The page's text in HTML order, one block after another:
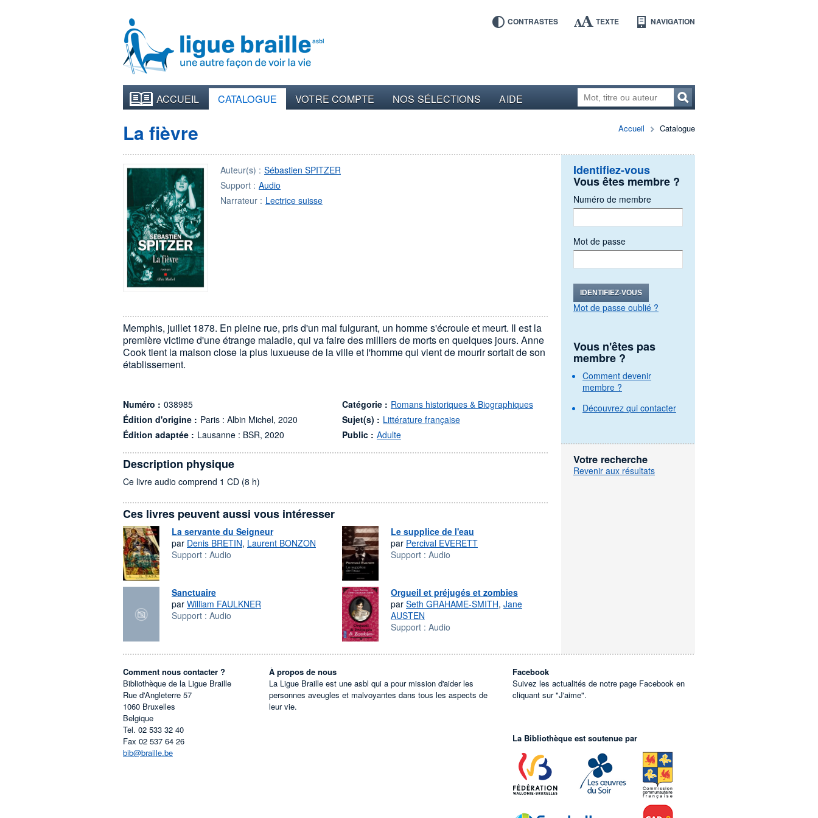
CONTRASTES TEXTE NAVIGATION
ACCUEIL CATALOGUE VOTRE COMPTE NOS SÉLECTIONS AIDE
Accueil Catalogue
La fièvre
Auteur(s) : Sébastien SPITZER
Support : Audio
Narrateur : Lectrice suisse
Memphis, juillet 1878. En pleine rue, pris d'un mal fulgurant, un homme s'écroule et meurt. Il est la
première victime d'une étrange maladie, qui va faire des milliers de morts en quelques jours. Anne
Cook tient la maison close la plus luxueuse de la ville et l'homme qui vient de mourir sortait de son
établissement.
Numéro : 038985
Édition d'origine : Paris : Albin Michel, 2020
Édition adaptée : Lausanne : BSR, 2020
Catégorie : Romans historiques & Biographiques
Sujet(s) : Littérature française
Public : Adulte
Description physique
Ce livre audio comprend 1 CD (8 h)
Ces livres peuvent aussi vous intéresser
La servante du Seigneur
par Denis BRETIN, Laurent BONZON
Support : Audio
Le supplice de l'eau
par Percival EVERETT
Support : Audio
Sanctuaire
par William FAULKNER
Support : Audio
Orgueil et préjugés et zombies
par Seth GRAHAME-SMITH, Jane
AUSTEN
Support : Audio
Identifiez-vous
Vous êtes membre ?
Numéro de membre
Mot de passe
IDENTIFIEZ-VOUS
Mot de passe oublié ?
Vous n'êtes pas
membre ?
Comment devenir
membre ?
Découvrez qui contacter
Votre recherche
Revenir aux résultats
Comment nous contacter ?
Bibliothèque de la Ligue Braille
Rue d'Angleterre 57
1060 Bruxelles
Belgique
Tel. 02 533 32 40
Fax 02 537 64 26
bib@braille.be
À propos de nous
La Ligue Braille est une asbl qui a pour mission d'aider les
personnes aveugles et malvoyantes dans tous les aspects de
leur vie.
Facebook
Suivez les actualités de notre page Facebook en
cliquant sur "J'aime".
La Bibliothèque est soutenue par